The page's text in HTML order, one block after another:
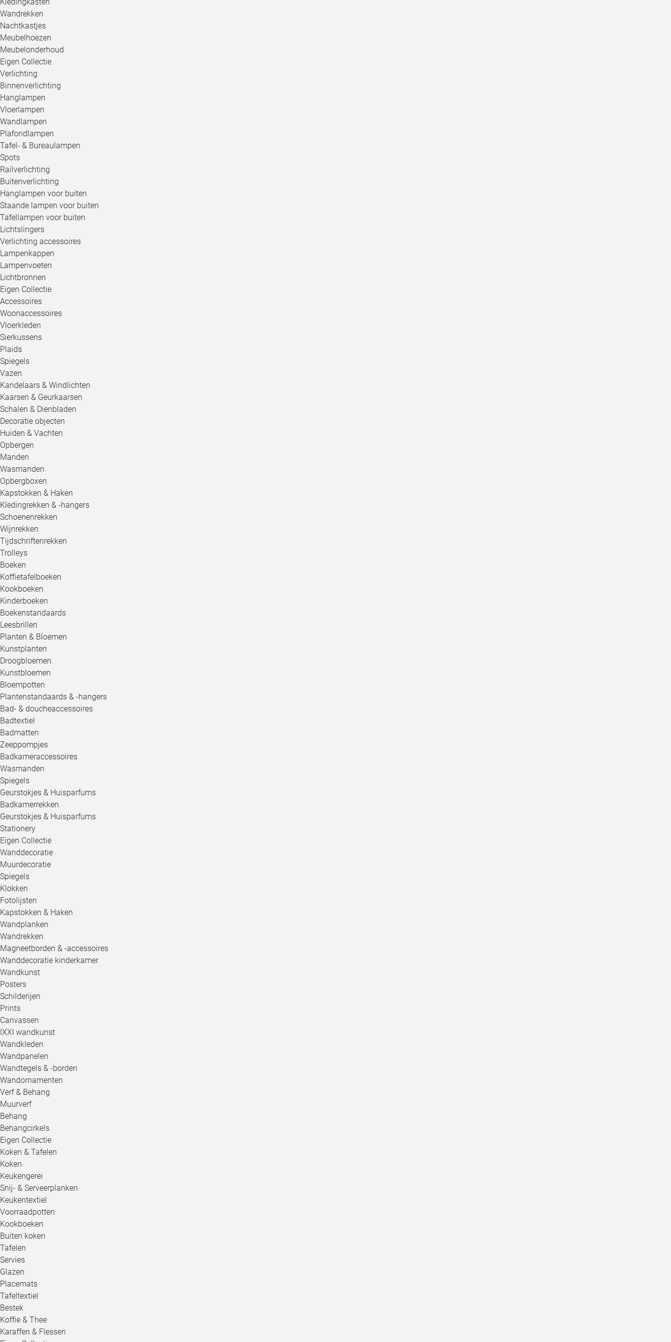
Wandrekken
Nachtkastjes
Meubelhoezen
Meubelonderhoud
Eigen Collectie
Verlichting
Binnenverlichting
Hanglampen
Vloerlampen
Wandlampen
Plafondlampen
Tafel- & Bureaulampen
Spots
Railverlichting
Buitenverlichting
Hanglampen voor buiten
Staande lampen voor buiten
Tafellampen voor buiten
Lichtslingers
Verlichting accessoires
Lampenkappen
Lampenvoeten
Lichtbronnen
Eigen Collectie
Accessoires
Woonaccessoires
Vloerkleden
Sierkussens
Plaids
Spiegels
Vazen
Kandelaars & Windlichten
Kaarsen & Geurkaarsen
Schalen & Dienbladen
Decoratie objecten
Huiden & Vachten
Opbergen
Manden
Wasmanden
Opbergboxen
Kapstokken & Haken
Kledingrekken & -hangers
Schoenenrekken
Wijnrekken
Tijdschriftenrekken
Trolleys
Boeken
Koffietafelboeken
Kookboeken
Kinderboeken
Boekenstandaards
Leesbrillen
Planten & Bloemen
Kunstplanten
Droogbloemen
Kunstbloemen
Bloempotten
Plantenstandaards & -hangers
Bad- & doucheaccessoires
Badtextiel
Badmatten
Zeeppompjes
Badkameraccessoires
Wasmanden
Spiegels
Geurstokjes & Huisparfums
Badkamerrekken
Geurstokjes & Huisparfums
Stationery
Eigen Collectie
Wanddecoratie
Muurdecoratie
Spiegels
Klokken
Fotolijsten
Kapstokken & Haken
Wandplanken
Wandrekken
Magneetborden & -accessoires
Wanddecoratie kinderkamer
Wandkunst
Posters
Schilderijen
Prints
Canvassen
IXXI wandkunst
Wandkleden
Wandpanelen
Wandtegels & -borden
Wandornamenten
Verf & Behang
Muurverf
Behang
Behangcirkels
Eigen Collectie
Koken & Tafelen
Koken
Keukengerei
Snij- & Serveerplanken
Keukentextiel
Voorraadpotten
Kookboeken
Buiten koken
Tafelen
Servies
Glazen
Placemats
Tafeltextiel
Bestek
Koffie & Thee
Karaffen & Flessen